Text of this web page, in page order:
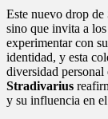
Este nuevo drop de
sino que invita a los
experimentar con
identidad, y esta
diversidad personal
Stradivarius
y su influencia en